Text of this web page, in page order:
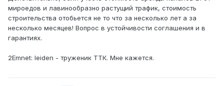
мироедов и лавинообразно растущий трафик, стоимость
строительства отобьется не то что за несколько лет а за
несколько месяцев! Вопрос в устойчивости соглашения и в
гарантиях.
2Emnet: leiden - труженик ТТК. Мне кажется.